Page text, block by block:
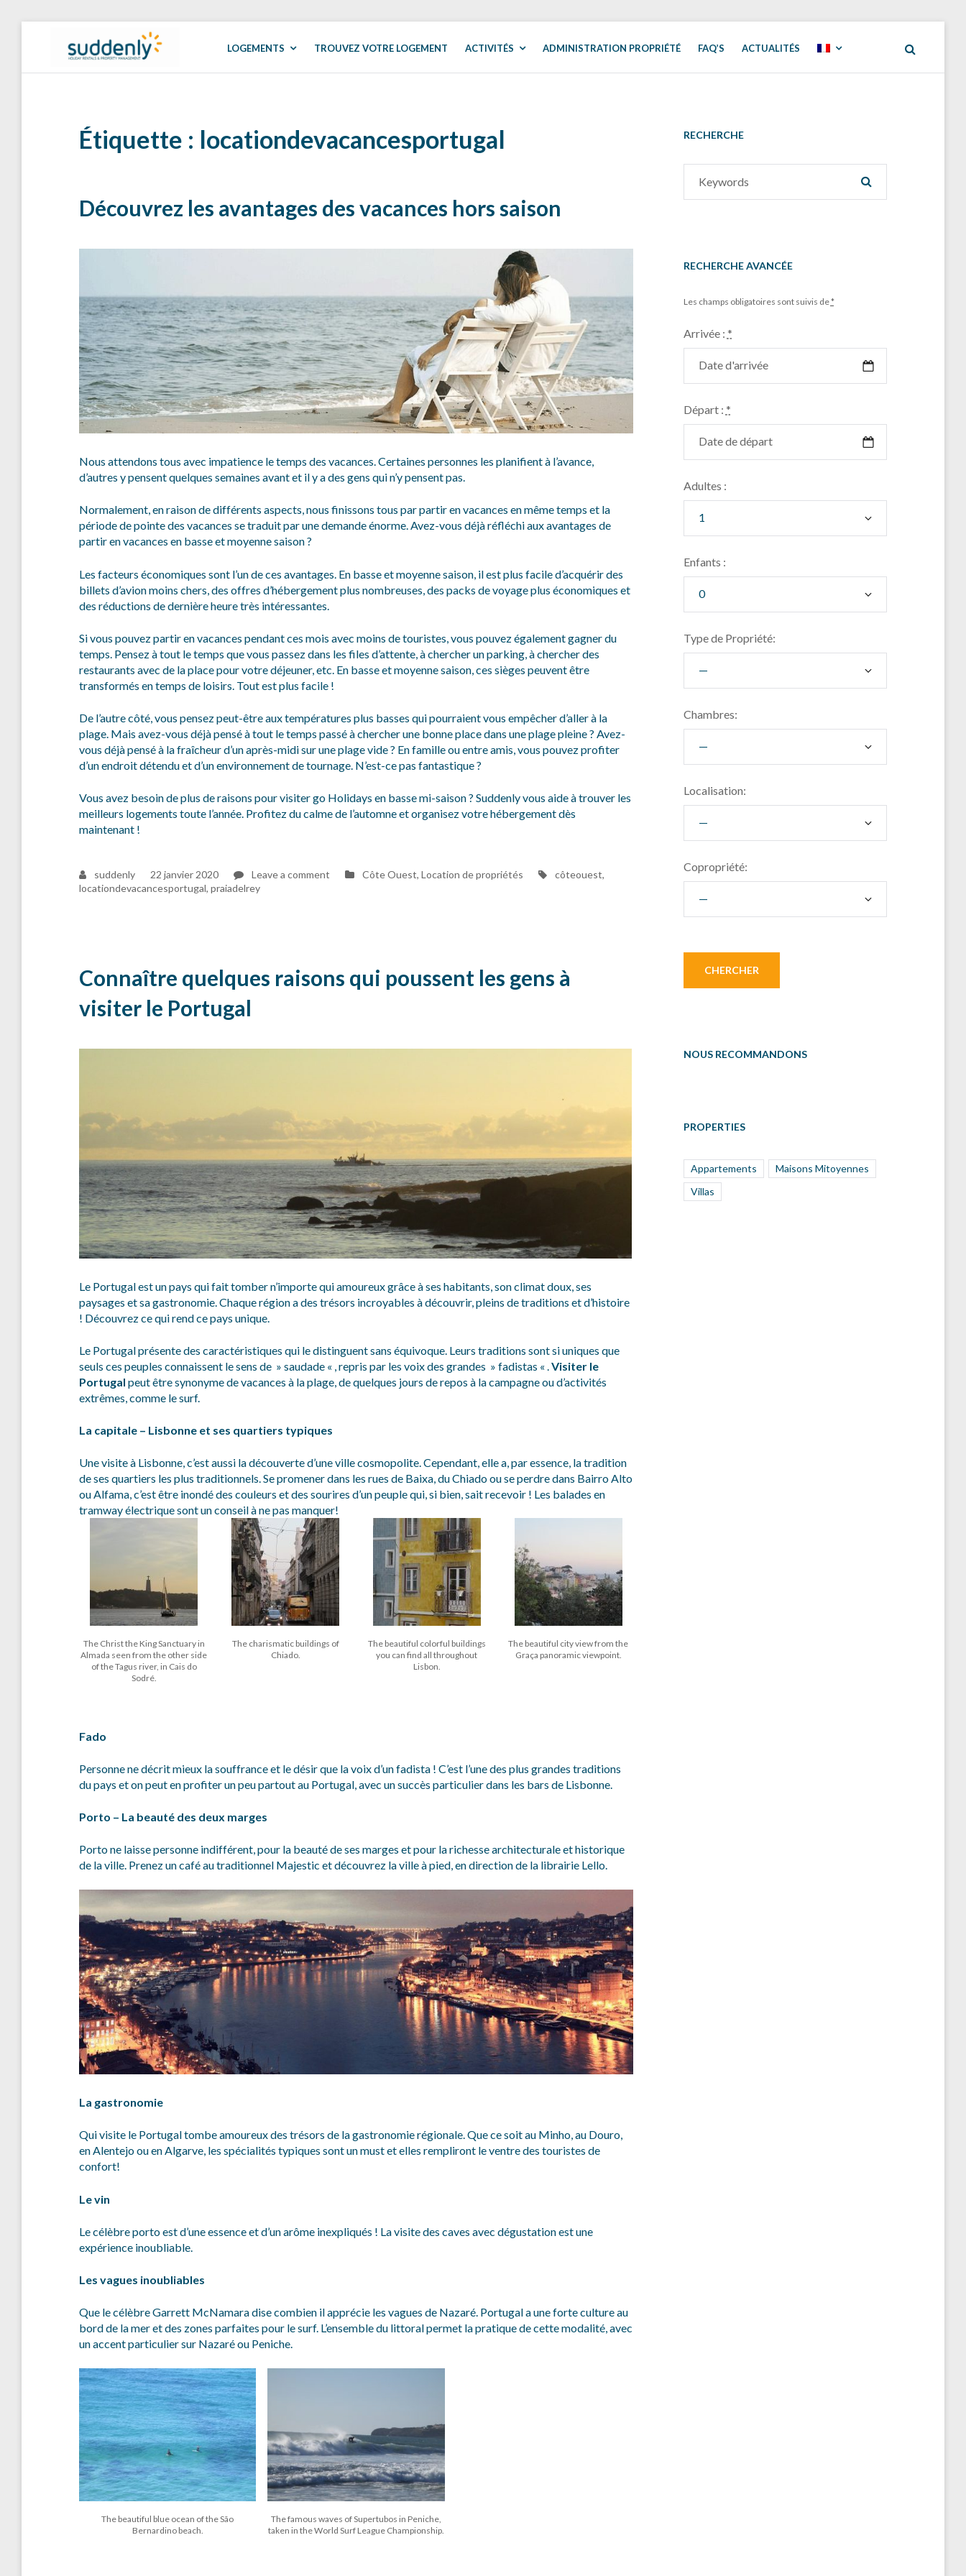
SUDDENLY
Holiday
and
LOGEMENTS TROUVEZ VOTRE LOGEMENT ACTIVITÉS ADMINISTRATION PROPRIÉTÉ FAQ’S ACTUALITÉS
Étiquette : locationdevacancesportugal
Découvrez les avantages des vacances hors saison
Nous attendons tous avec impatience le temps des vacances. Certaines personnes les planifient à l’avance,
d’autres y pensent quelques semaines avant et il y a des gens qui n’y pensent pas.
Normalement, en raison de différents aspects, nous finissons tous par partir en vacances en même temps et la
période de pointe des vacances se traduit par une demande énorme. Avez-vous déjà réfléchi aux avantages de
partir en vacances en basse et moyenne saison ?
Les facteurs économiques sont l’un de ces avantages. En basse et moyenne saison, il est plus facile d’acquérir des
billets d’avion moins chers, des offres d’hébergement plus nombreuses, des packs de voyage plus économiques et
des réductions de dernière heure très intéressantes.
Si vous pouvez partir en vacances pendant ces mois avec moins de touristes, vous pouvez également gagner du
temps. Pensez à tout le temps que vous passez dans les files d’attente, à chercher un parking, à chercher des
restaurants avec de la place pour votre déjeuner, etc. En basse et moyenne saison, ces sièges peuvent être
transformés en temps de loisirs. Tout est plus facile !
De l’autre côté, vous pensez peut-être aux températures plus basses qui pourraient vous empêcher d’aller à la
plage. Mais avez-vous déjà pensé à tout le temps passé à chercher une bonne place dans une plage pleine ? Avez-
vous déjà pensé à la fraîcheur d’un après-midi sur une plage vide ? En famille ou entre amis, vous pouvez profiter
d’un endroit détendu et d’un environnement de tournage. N’est-ce pas fantastique ?
Vous avez besoin de plus de raisons pour visiter go Holidays en basse mi-saison ? Suddenly vous aide à trouver les
meilleurs logements toute l’année. Profitez du calme de l’automne et organisez votre hébergement dès
maintenant !
suddenly 22 janvier 2020 Leave a comment Côte Ouest, Location de propriétés Tags
côteouest,
locationdevacancesportugal, praiadelrey
Connaître quelques raisons qui poussent les gens à
visiter le Portugal
Le Portugal est un pays qui fait tomber n’importe qui amoureux grâce à ses habitants, son climat doux, ses
paysages et sa gastronomie. Chaque région a des trésors incroyables à découvrir, pleins de traditions et d’histoire
! Découvrez ce qui rend ce pays unique.
Le Portugal présente des caractéristiques qui le distinguent sans équivoque. Leurs traditions sont si uniques que
seuls ces peuples connaissent le sens de » saudade « , repris par les voix des grandes » fadistas « .Visiter le
Portugal peut être synonyme de vacances à la plage, de quelques jours de repos à la campagne ou d’activités
extrêmes, comme le surf.
La capitale – Lisbonne et ses quartiers typiques
Une visite à Lisbonne, c’est aussi la découverte d’une ville cosmopolite. Cependant, elle a, par essence, la tradition
de ses quartiers les plus traditionnels. Se promener dans les rues de Baixa, du Chiado ou se perdre dans Bairro Alto
ou Alfama, c’est être inondé des couleurs et des sourires d’un peuple qui, si bien, sait recevoir ! Les balades en
tramway électrique sont un conseil à ne pas manquer!
The Christ the King Sanctuary in
Almada seen from the other side
of the Tagus river, in Cais do
Sodré.
The charismatic buildings of
Chiado.
The beautiful colorful buildings
you can find all throughout
Lisbon.
The beautiful city view from the
Graça panoramic viewpoint.
Fado
Personne ne décrit mieux la souffrance et le désir que la voix d’un fadista ! C’est l’une des plus grandes traditions
du pays et on peut en profiter un peu partout au Portugal, avec un succès particulier dans les bars de Lisbonne.
Porto – La beauté des deux marges
Porto ne laisse personne indifférent, pour la beauté de ses marges et pour la richesse architecturale et historique
de la ville. Prenez un café au traditionnel Majestic et découvrez la ville à pied, en direction de la librairie Lello.
La gastronomie
Qui visite le Portugal tombe amoureux des trésors de la gastronomie régionale. Que ce soit au Minho, au Douro,
en Alentejo ou en Algarve, les spécialités typiques sont un must et elles rempliront le ventre des touristes de
confort!
Le vin
Le célèbre porto est d’une essence et d’un arôme inexpliqués ! La visite des caves avec dégustation est une
expérience inoubliable.
Les vagues inoubliables
Que le célèbre Garrett McNamara dise combien il apprécie les vagues de Nazaré. Portugal a une forte culture au
bord de la mer et des zones parfaites pour le surf. L’ensemble du littoral permet la pratique de cette modalité, avec
un accent particulier sur Nazaré ou Peniche.
The beautiful blue ocean of the São
Bernardino beach.
The famous waves of Supertubos in Peniche,
taken in the World Surf League Championship.
RECHERCHE
for:
RECHERCHE AVANCÉE
Les champs obligatoires sont suivis de*
Arrivée : *
Départ : *
Adultes :
Enfants :
Type de Propriété:
Chambres:
Localisation:
Copropriété:
NOUS RECOMMANDONS
PROPERTIES
Appartements
Maisons Mitoyennes
Villas